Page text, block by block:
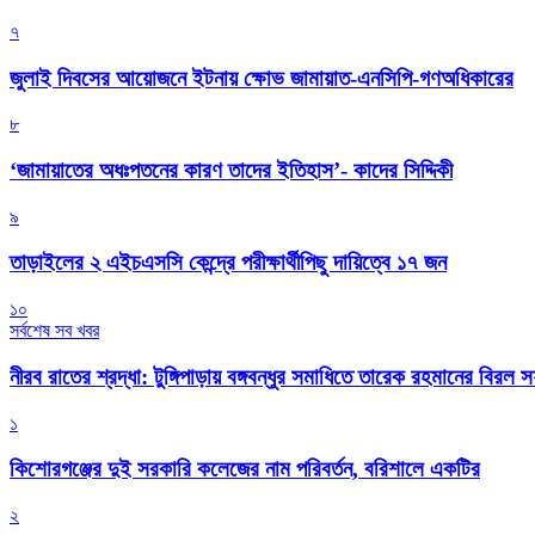
৭
জুলাই দিবসের আয়োজনে ইটনায় ক্ষোভ জামায়াত-এনসিপি-গণঅধিকারের
৮
‘জামায়াতের অধঃপতনের কারণ তাদের ইতিহাস’- কাদের সিদ্দিকী
৯
তাড়াইলের ২ এইচএসসি কেন্দ্রে পরীক্ষার্থীপিছু দায়িত্বে ১৭ জন
১০
সর্বশেষ সব খবর
নীরব রাতের শ্রদ্ধা: টুঙ্গিপাড়ায় বঙ্গবন্ধুর সমাধিতে তারেক রহমানের বিরল
১
কিশোরগঞ্জের দুই সরকারি কলেজের নাম পরিবর্তন, বরিশালে একটির
২